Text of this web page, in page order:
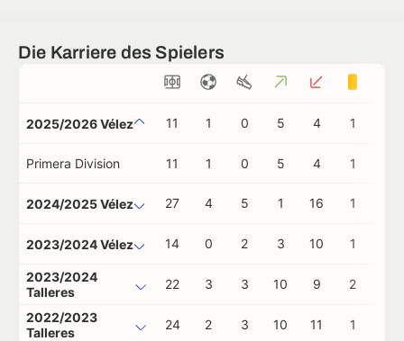
Die Karriere des Spielers
2025/2026 Vélez 11 1 0 5 4 1
Primera Division 11 1 0 5 4 1
2024/2025 Vélez 27 4 5 1 16 1
2023/2024 Vélez 14 0 2 3 10 1
2023/2024
Talleres
22 3 3 10 9 2
2022/2023
Talleres
24 2 3 10 11 1